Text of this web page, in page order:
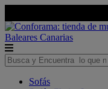
Baleares Canarias
Sofás